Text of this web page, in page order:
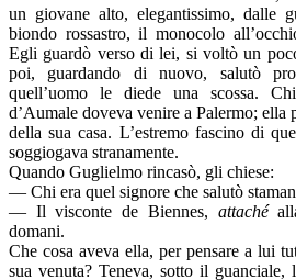
un giovane alto, elegantissimo, dalle
biondo rossastro, il monocolo
Egli guardò verso di lei, si voltò un
poi, guardando di nuovo, salutò
quell’uomo le diede una scossa.
d’Aumale doveva venire a Palermo; ella
della sua casa. L’estremo fascino di
soggiogava stranamente.
Quando Guglielmo rincasò, gli chiese:
— Chi era quel signore che salutò
— Il visconte de Biennes, attaché
domani.
Che cosa aveva ella, per pensare a lui
sua venuta? Teneva, sotto il guanciale,